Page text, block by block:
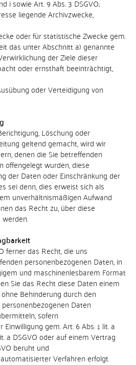
i sowie Art. 9 Abs. 3 DSGVO;
liegende Archivzwecke,
oder für statistische Zwecke gem.
das unter Abschnitt a) genannte
der Ziele dieser
oder ernsthaft beeinträchtigt,
oder Verteidigung von
Löschung oder
geltend gemacht, wird wir
denen die Sie betreffenden
offengelegt wurden, diese
der Daten oder Einschränkung der
sei denn, dies erweist sich als
unverhältnismäßigen Aufwand
das Recht zu, über diese
ferner das Recht, die uns
personenbezogenen Daten, in
und maschinenlesbarem Format
Sie das Recht diese Daten einem
Behinderung durch den
Daten
sofern
gem. Art. 6 Abs. 1 lit. a
a DSGVO oder auf einem Vertrag
beruht und
Verfahren erfolgt.